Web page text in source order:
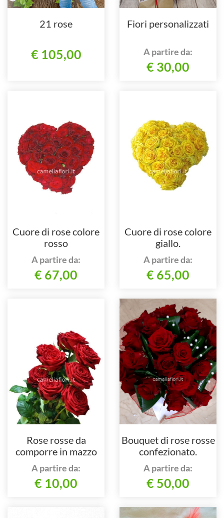
21 rose
€ 105,00
Fiori personalizzati
A partire da:
€ 30,00
Cuore di rose colore
rosso
A partire da:
€ 67,00
Cuore di rose colore
giallo.
A partire da:
€ 65,00
Rose rosse da
comporre in mazzo
per numero di steli.
A partire da:
€ 10,00
Bouquet di rose rosse
confezionato.
A partire da:
€ 50,00